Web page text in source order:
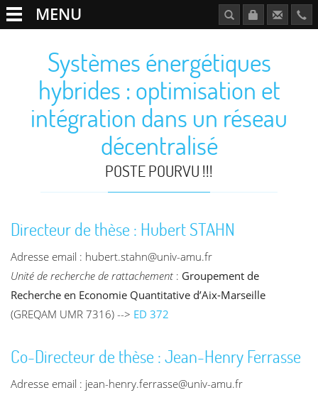
MENU
Systèmes énergétiques
hybrides : optimisation et
intégration dans un réseau
décentralisé
POSTE POURVU !!!
Directeur de thèse : Hubert STAHN
Adresse email : hubert.stahn@univ-amu.fr
Unité de recherche de rattachement : Groupement de
Recherche en Economie Quantitative d’Aix-Marseille
(GREQAM UMR 7316) --> ED 372
Co-Directeur de thèse : Jean-Henry Ferrasse
Adresse email : jean-henry.ferrasse@univ-amu.fr